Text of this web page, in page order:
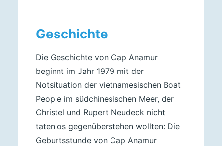
Geschichte
Die Geschichte von Cap Anamur
beginnt im Jahr 1979 mit der
Notsituation der vietnamesischen Boat
People im südchinesischen Meer, der
Christel und Rupert Neudeck nicht
tatenlos gegenüberstehen wollten: Die
Geburtsstunde von Cap Anamur